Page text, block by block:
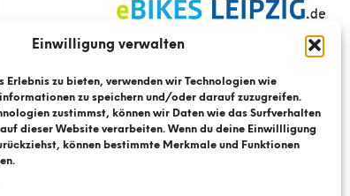
Einwilligung verwalten
Erlebnis zu bieten, verwenden wir Technologien wie
zu speichern und/oder darauf zuzugreifen.
zustimmst, können wir Daten wie das Surfverhalten
dieser Website verarbeiten. Wenn du deine Einwillligung
können bestimmte Merkmale und Funktionen
Kontaktformular Datenschutz Impressum